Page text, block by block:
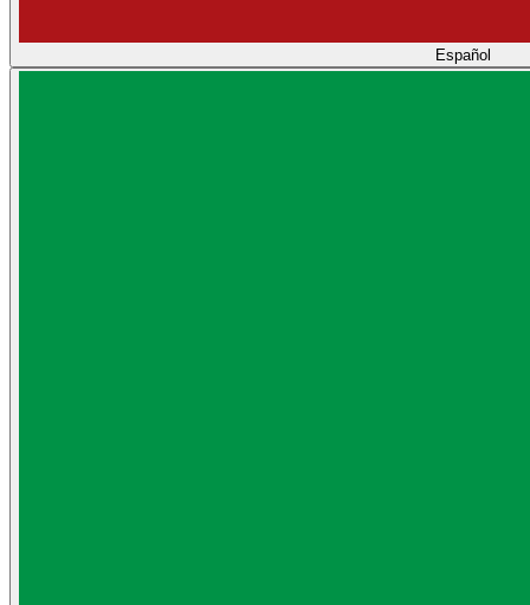
Español